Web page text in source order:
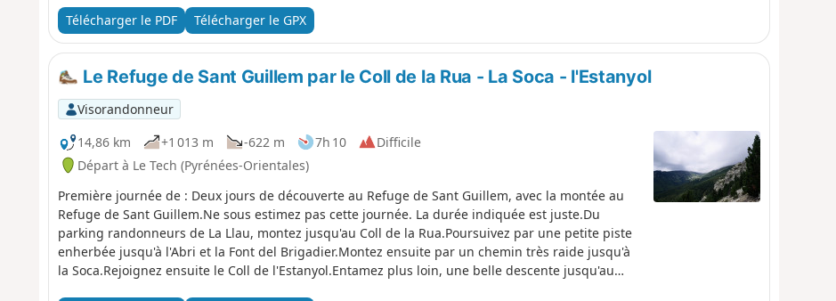
Télécharger le PDF Télécharger le GPX
Le Refuge de Sant Guillem par le Coll de la Rua - La Soca - l'Estanyol
Visorandonneur
14,86 km
+1 013 m -622 m 7h 10
Difficile
Départ à Le Tech (Pyrénées-Orientales)
Première journée de : Deux jours de découverte au Refuge de Sant Guillem, avec la montée au
Refuge de Sant Guillem.Ne sous estimez pas cette journée. La durée indiquée est juste.Du
parking randonneurs de La Llau, montez jusqu'au Coll de la Rua.Poursuivez par une petite piste
enherbée jusqu'à l'Abri et la Font del Brigadier.Montez ensuite par un chemin très raide jusqu'à
la Soca.Rejoignez ensuite le Coll de l'Estanyol.Entamez plus loin, une belle descente jusqu'au